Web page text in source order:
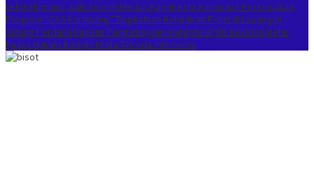
Lebih Humanis Jalin Sinergi Media, Kapolresta Karawang Perkenalkan
Program “GAS Karawang” Tingkatkan Kehadiran Polisi di Lapangan
Sidang Perdana Dugaan Penganiayaan Anggota DPRD Bekasi Digelar,
Kuasa Hukum Korban Minta Tak Ada Intervensi